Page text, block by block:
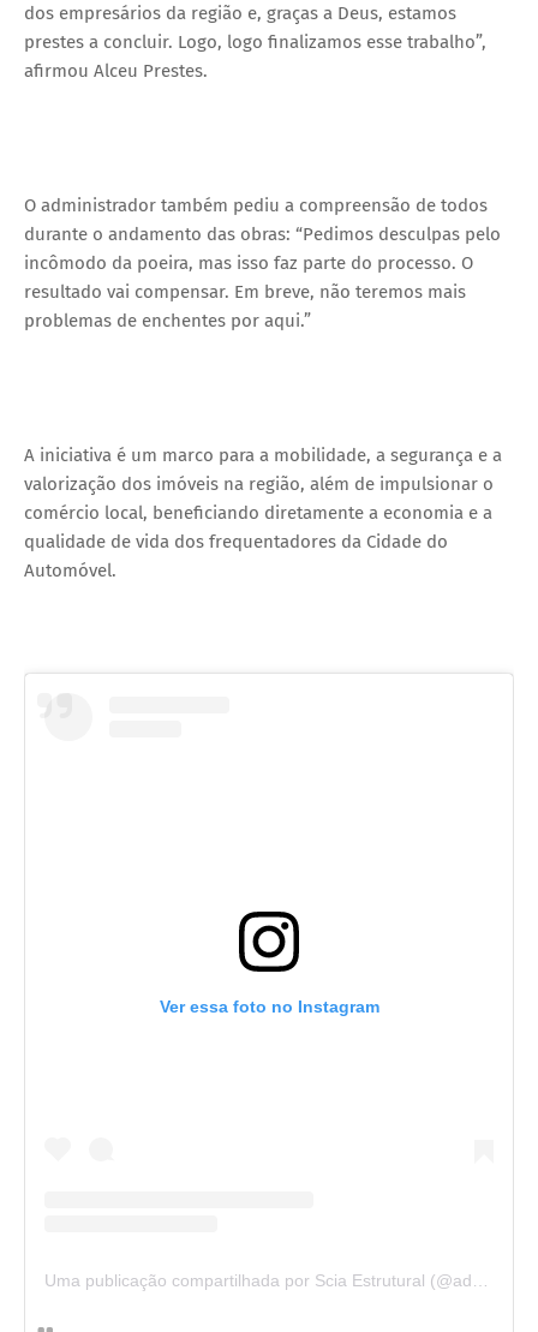
dos empresários da região e, graças a Deus, estamos
prestes a concluir. Logo, logo finalizamos esse trabalho”,
afirmou Alceu Prestes.
O administrador também pediu a compreensão de todos
durante o andamento das obras: “Pedimos desculpas pelo
incômodo da poeira, mas isso faz parte do processo. O
resultado vai compensar. Em breve, não teremos mais
problemas de enchentes por aqui.”
A iniciativa é um marco para a mobilidade, a segurança e a
valorização dos imóveis na região, além de impulsionar o
comércio local, beneficiando diretamente a economia e a
qualidade de vida dos frequentadores da Cidade do
Automóvel.
Ver essa foto no Instagram